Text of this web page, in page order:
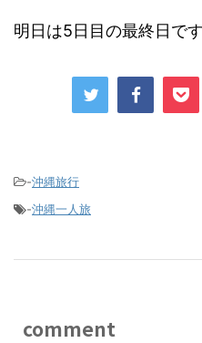
明日は5日目の最終日です
-沖縄旅行
-沖縄一人旅
comment